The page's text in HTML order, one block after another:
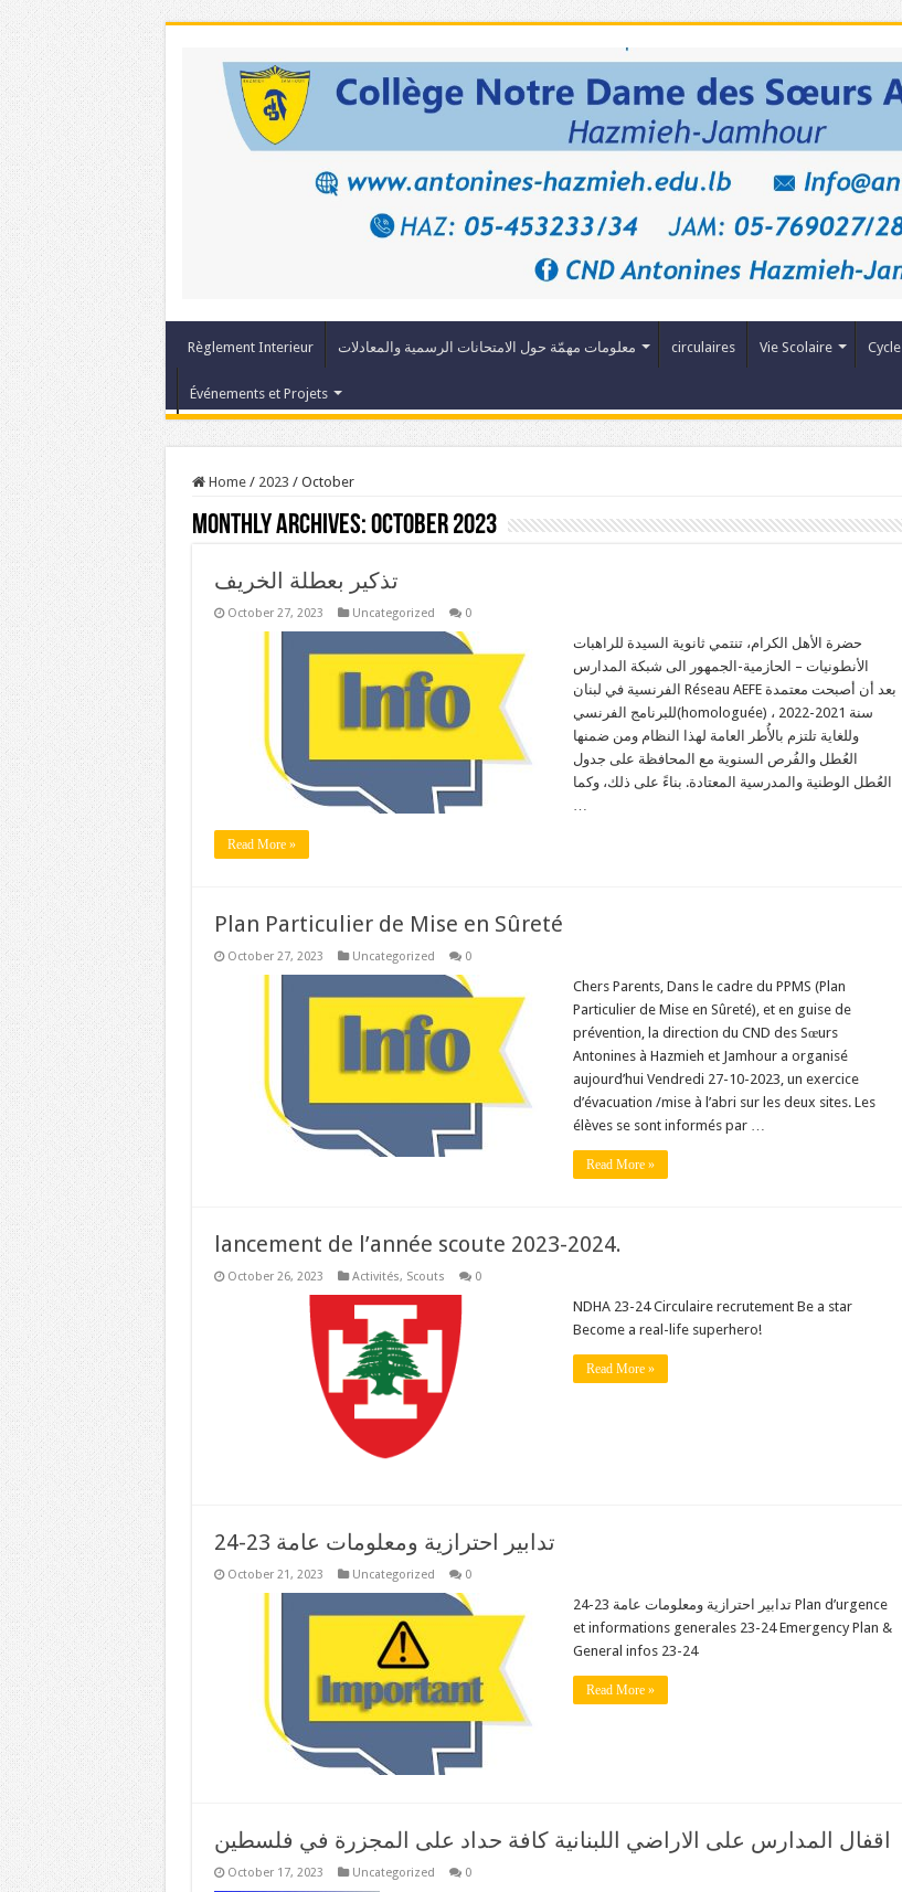
Règlement Interieur معلومات مهمّة حول الامتحانات الرسمية والمعادلات circulaires Vie Scolaire Cycle
Événements et Projets
Home / 2023 / October
Monthly Archives:October 2023
تذكير بعطلة الخريف
October 27, 2023 Uncategorized 0
حضرة الأهل الكرام، تنتمي ثانوية السيدة للراهبات
الأنطونيات – الحازمية-الجمهور الى شبكة المدارس
الفرنسية في لبنان Réseau AEFE بعد أن أصبحت معتمدة
للبرنامج الفرنسي(homologuée) سنة 2021-2022 ،
وللغاية تلتزم بالأُطر العامة لهذا النظام ومن ضمنها
العُطل والفُرص السنوية مع المحافظة على جدول
العُطل الوطنية والمدرسية المعتادة. بناءً على ذلك، وكما
Read More »
Plan Particulier de Mise en Sûreté
October 27, 2023 Uncategorized 0
Chers Parents, Dans le cadre du PPMS (Plan
Particulier de Mise en Sûreté), et en guise de
prévention, la direction du CND des Sœurs
Antonines à Hazmieh et Jamhour a organisé
aujourd’hui Vendredi 27-10-2023, un exercice
d’évacuation /mise à l’abri sur les deux sites. Les
élèves se sont informés par …
Read More »
lancement de l’année scoute 2023-2024.
October 26, 2023 Activités, Scouts 0
NDHA 23-24 Circulaire recrutement Be a star
Become a real-life superhero!
Read More »
تدابير احترازية ومعلومات عامة 23-24
October 21, 2023 Uncategorized 0
تدابير احترازية ومعلومات عامة 23-24 Plan d’urgence
et informations generales 23-24 Emergency Plan &
General infos 23-24
Read More »
اقفال المدارس على الاراضي اللبنانية كافة حداد على المجزرة في فلسطين
October 17, 2023 Uncategorized 0